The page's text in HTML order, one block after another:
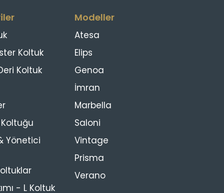
Koltuk
Koltuk
Yönetici
- L Koltuk
Modeller
Atesa
Elips
Genoa
İmran
Marbella
Saloni
Vintage
Prisma
Verano